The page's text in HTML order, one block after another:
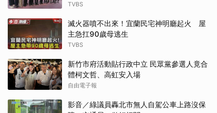
TVBS
滅火器噴不出來！宜蘭民宅神明廳起火 屋
主急扛90歲母逃生
TVBS
新竹市府活動貼行政中立 民眾黨參選人竟合
體柯文哲、高虹安入場
自由電子報
影音／綠議員轟北市無人自駕公車上路沒保